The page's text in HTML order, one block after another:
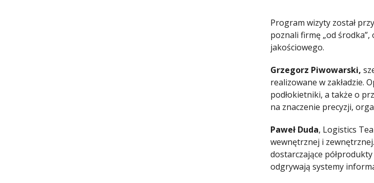
Program wizyty został
poznali firmę „od
jakościowego.
Grzegorz Piwowarski,
realizowane w zakładzie.
podłokietniki, a także o
na znaczenie precyzji,
Paweł Duda, Logistics
wewnętrznej i
dostarczające
odgrywają systemy